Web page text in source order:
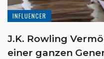
INFLUENCER
J.K. Rowling
einer ganzen